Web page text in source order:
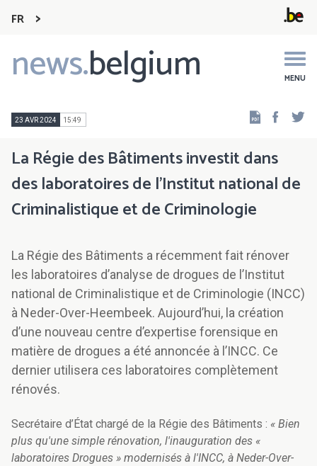
FR
news.belgium MENU
Main
navigation
23 AVR 2024 15:49
La Régie des Bâtiments investit dans
des laboratoires de l’Institut national de
Criminalistique et de Criminologie
La Régie des Bâtiments a récemment fait rénover
les laboratoires d’analyse de drogues de l’Institut
national de Criminalistique et de Criminologie (INCC)
à Neder-Over-Heembeek. Aujourd’hui, la création
d’une nouveau centre d’expertise forensique en
matière de drogues a été annoncée à l’INCC. Ce
dernier utilisera ces laboratoires complètement
rénovés.
Secrétaire d’État chargé de la Régie des Bâtiments : « Bien
plus qu'une simple rénovation, l'inauguration des «
laboratoires Drogues » modernisés à l'INCC, à Neder-Over-